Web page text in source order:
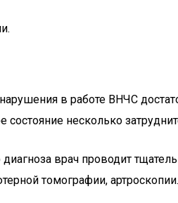
в работе ВНЧС
состояние несколько
врач проводит
томографии, артроскопии.